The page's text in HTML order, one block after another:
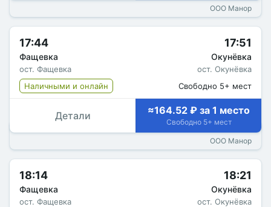
ООО Манор
17:44
Фащевка
ост. Фащевка
17:51
Окунёвка
ост. Окунёвка
Наличными и онлайн
Свободно 5+ мест
Детали ≈164.52 ₽ за 1 место
Свободно 5+ мест
ООО Манор
18:14
Фащевка
ост. Фащевка
18:21
Окунёвка
ост. Окунёвка